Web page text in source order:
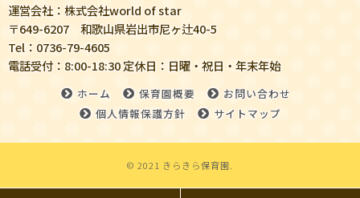
運営会社：株式会社world of star
〒649-6207 和歌山県岩出市尼ヶ辻40-5
Tel：0736-79-4605
電話受付：8:00-18:30 定休日：日曜・祝日・年末年始
ホーム 保育園概要
お問い合わせ
個人情報保護方針
サイトマップ
© 2021 きらきら保育園.